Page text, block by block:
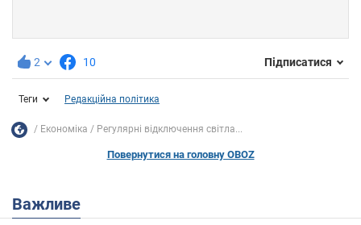
2 10 Підписатися
Теги Редакційна політика
Економіка Регулярні відключення світла...
Повернутися на головну OBOZ
Важливе